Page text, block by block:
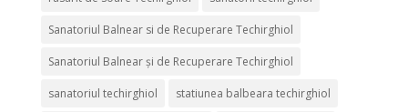
Sanatoriul Balnear si de Recuperare Techirghiol
Sanatoriul Balnear și de Recuperare Techirghiol
sanatoriul techirghiol statiunea balbeara techirghiol